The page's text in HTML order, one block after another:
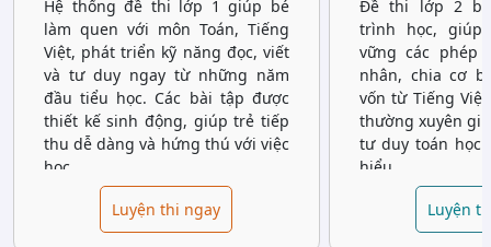
Hệ thống đề thi lớp 1 giúp bé
làm quen với môn Toán, Tiếng
Việt, phát triển kỹ năng đọc, viết
và tư duy ngay từ những năm
đầu tiểu học. Các bài tập được
thiết kế sinh động, giúp trẻ tiếp
thu dễ dàng và hứng thú với việc
học.
Luyện thi ngay
Đề thi lớp 2
trình học, giúp
vững các phép
nhân, chia cơ
vốn từ Tiếng
thường xuyên
tư duy toán học
hiểu.
Luyện